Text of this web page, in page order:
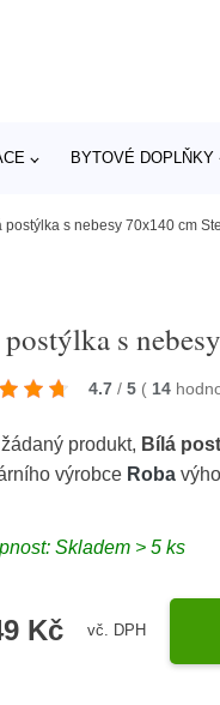
BYTOVÉ DOPLŇKY
postýlka s nebesy 70x140 cm
s
4.7 / 5 ( 14
produkt, Bílá
výrobce Roba
Skladem > 5 ks
Kč vč. DPH